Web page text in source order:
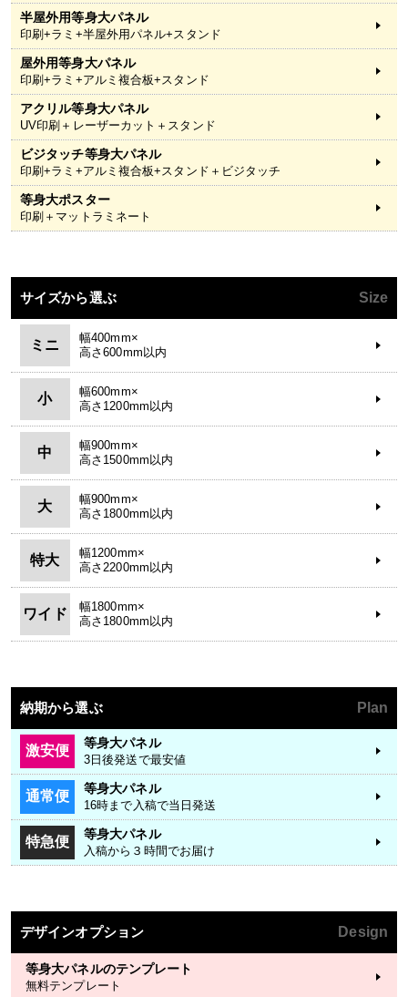
半屋外用等身大パネル
印刷+ラミ+半屋外用パネル+スタンド
屋外用等身大パネル
印刷+ラミ+アルミ複合板+スタンド
アクリル等身大パネル
UV印刷＋レーザーカット＋スタンド
ビジタッチ等身大パネル
印刷+ラミ+アルミ複合板+スタンド＋ビジタッチ
等身大ポスター
印刷＋マットラミネート
サイズから選ぶ Size
ミニ
幅400mm×
高さ600mm以内
小
幅600mm×
高さ1200mm以内
中
幅900mm×
高さ1500mm以内
大
幅900mm×
高さ1800mm以内
特大
幅1200mm×
高さ2200mm以内
ワイド
幅1800mm×
高さ1800mm以内
納期から選ぶ Plan
激安便
等身大パネル
3日後発送で最安値
通常便
等身大パネル
16時まで入稿で当日発送
特急便
等身大パネル
入稿から３時間でお届け
デザインオプション Design
等身大パネルのテンプレート
無料テンプレート